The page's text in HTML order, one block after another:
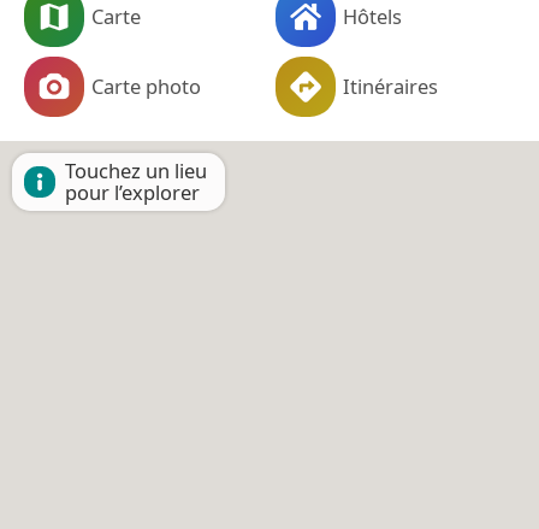
Carte Hôtels
Carte photo Itinéraires
Touchez un lieu
pour l’explorer